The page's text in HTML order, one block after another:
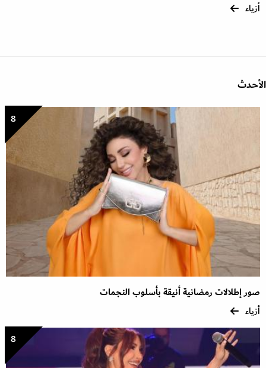
أزياء
الأحدث
8
صور إطلالات رمضانية أنيقة بأسلوب النجمات
أزياء
8